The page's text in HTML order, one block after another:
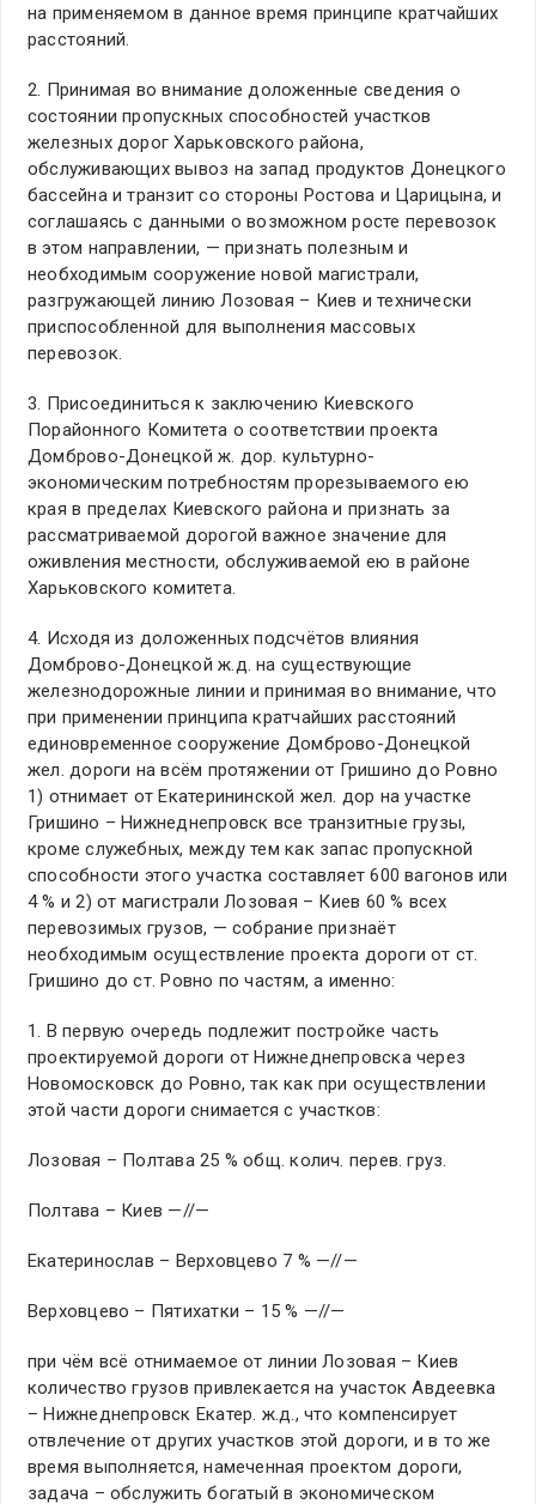
на применяемом в данное время принципе кратчайших
расстояний.
2. Принимая во внимание доложенные сведения о
состоянии пропускных способностей участков
железных дорог Харьковского района,
обслуживающих вывоз на запад продуктов Донецкого
бассейна и транзит со стороны Ростова и Царицына, и
соглашаясь с данными о возможном росте перевозок
в этом направлении, — признать полезным и
необходимым сооружение новой магистрали,
разгружающей линию Лозовая – Киев и технически
приспособленной для выполнения массовых
перевозок.
3. Присоединиться к заключению Киевского
Порайонного Комитета о соответствии проекта
Домброво-Донецкой ж. дор. культурно-
экономическим потребностям прорезываемого ею
края в пределах Киевского района и признать за
рассматриваемой дорогой важное значение для
оживления местности, обслуживаемой ею в районе
Харьковского комитета.
4. Исходя из доложенных подсчётов влияния
Домброво-Донецкой ж.д. на существующие
железнодорожные линии и принимая во внимание, что
при применении принципа кратчайших расстояний
единовременное сооружение Домброво-Донецкой
жел. дороги на всём протяжении от Гришино до Ровно
1) отнимает от Екатерининской жел. дор на участке
Гришино – Нижнеднепровск все транзитные грузы,
кроме служебных, между тем как запас пропускной
способности этого участка составляет 600 вагонов или
4 % и 2) от магистрали Лозовая – Киев 60 % всех
перевозимых грузов, — собрание признаёт
необходимым осуществление проекта дороги от ст.
Гришино до ст. Ровно по частям, а именно:
1. В первую очередь подлежит постройке часть
проектируемой дороги от Нижнеднепровска через
Новомосковск до Ровно, так как при осуществлении
этой части дороги снимается с участков:
Лозовая – Полтава 25 % общ. колич. перев. груз.
Полтава – Киев —//—
Екатеринослав – Верховцево 7 % —//—
Верховцево – Пятихатки – 15 % —//—
при чём всё отнимаемое от линии Лозовая – Киев
количество грузов привлекается на участок Авдеевка
– Нижнеднепровск Екатер. ж.д., что компенсирует
отвлечение от других участков этой дороги, и в то же
время выполняется, намеченная проектом дороги,
задача – обслужить богатый в экономическом